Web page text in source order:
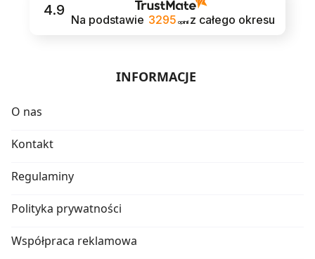
4.9
Na podstawie 3295 opinii z całego okresu
INFORMACJE
O nas
Kontakt
Regulaminy
Polityka prywatności
Współpraca reklamowa